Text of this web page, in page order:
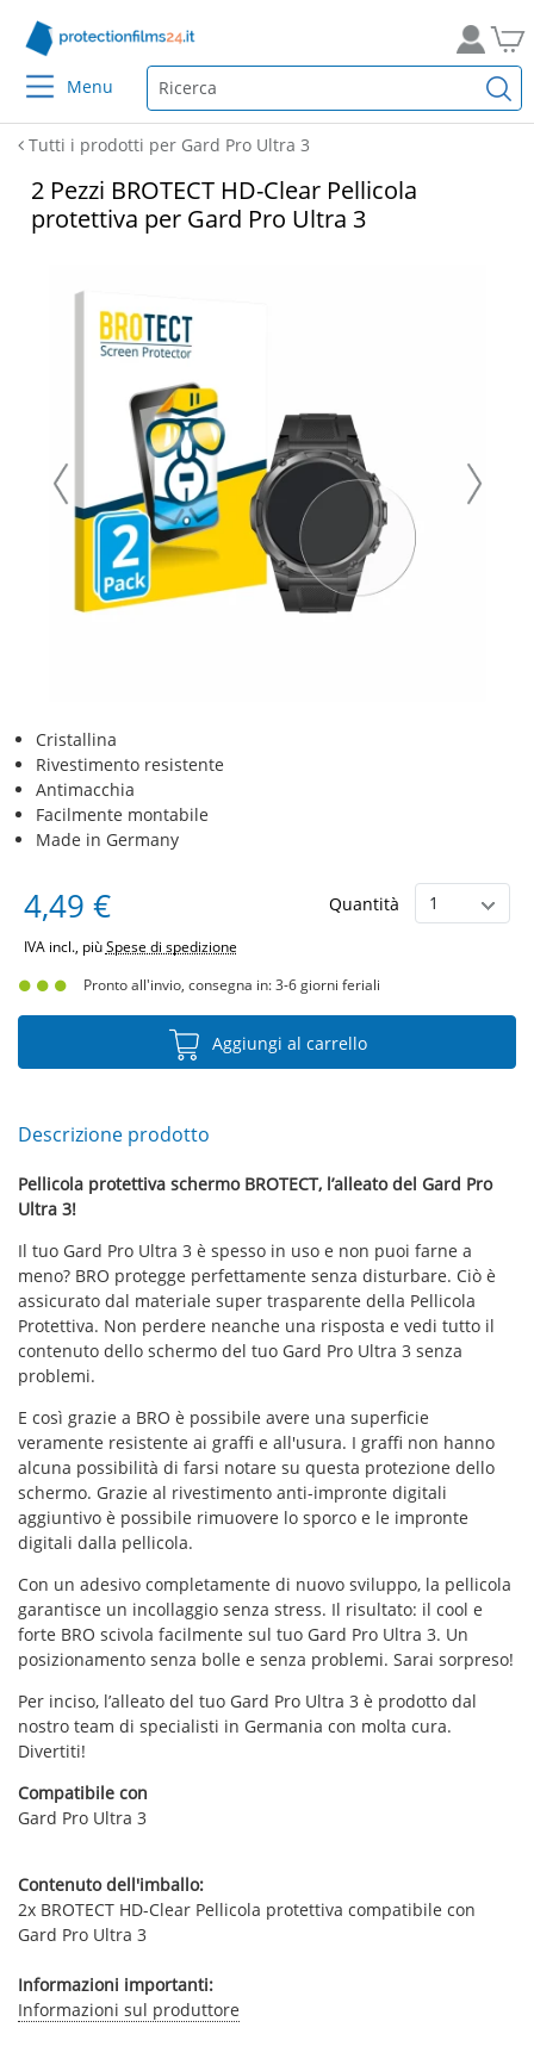
Menu
Tutti i prodotti per Gard Pro Ultra 3
2 Pezzi BROTECT HD-Clear Pellicola
protettiva per Gard Pro Ultra 3
Cristallina
Rivestimento resistente
Antimacchia
Facilmente montabile
Made in Germany
4,49 € Quantità
IVA incl., piùSpese di spedizione
Pronto all'invio, consegna in: 3-6 giorni feriali
Aggiungi al carrello
Descrizione prodotto
Pellicola protettiva schermo BROTECT, l’alleato del Gard Pro
Ultra 3!
Il tuo Gard Pro Ultra 3 è spesso in uso e non puoi farne a
meno? BRO protegge perfettamente senza disturbare. Ciò è
assicurato dal materiale super trasparente della Pellicola
Protettiva. Non perdere neanche una risposta e vedi tutto il
contenuto dello schermo del tuo Gard Pro Ultra 3 senza
problemi.
E così grazie a BRO è possibile avere una superficie
veramente resistente ai graffi e all'usura. I graffi non hanno
alcuna possibilità di farsi notare su questa protezione dello
schermo. Grazie al rivestimento anti-impronte digitali
aggiuntivo è possibile rimuovere lo sporco e le impronte
digitali dalla pellicola.
Con un adesivo completamente di nuovo sviluppo, la pellicola
garantisce un incollaggio senza stress. Il risultato: il cool e
forte BRO scivola facilmente sul tuo Gard Pro Ultra 3. Un
posizionamento senza bolle e senza problemi. Sarai sorpreso!
Per inciso, l’alleato del tuo Gard Pro Ultra 3 è prodotto dal
nostro team di specialisti in Germania con molta cura.
Divertiti!
Compatibile con
Gard Pro Ultra 3
Contenuto dell'imballo:
2x BROTECT HD-Clear Pellicola protettiva compatibile con
Gard Pro Ultra 3
Informazioni importanti:
Informazioni sul produttore